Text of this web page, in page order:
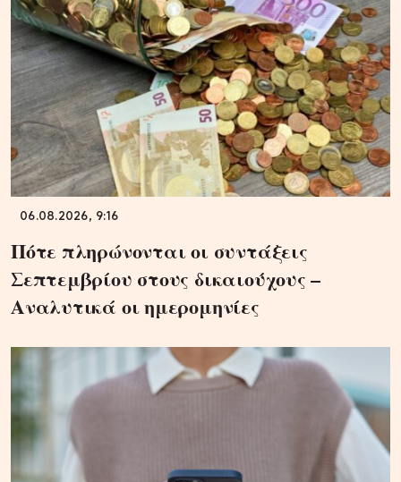
06.08.2026, 9:16
Πότε πληρώνονται οι συντάξεις
Σεπτεμβρίου στους δικαιούχους –
Αναλυτικά οι ημερομηνίες